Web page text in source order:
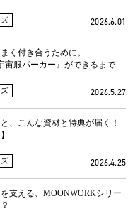
2026.6.01
く付き合うために。
宙服パーカー』ができるまで
2026.5.27
、こんな資材と特典が届く！
2026.4.25
支える、MOONWORKシリー